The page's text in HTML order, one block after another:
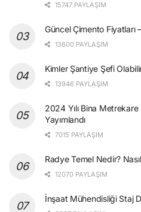
15747 PAYLAŞIM
Güncel Çimento Fiyatları
13600 PAYLAŞIM
Kimler Şantiye Şefi
13946 PAYLAŞIM
2024 Yılı Bina
Yayımlandı
7015 PAYLAŞIM
Radye Temel Nedir?
12070 PAYLAŞIM
İnşaat Mühendisliği Staj